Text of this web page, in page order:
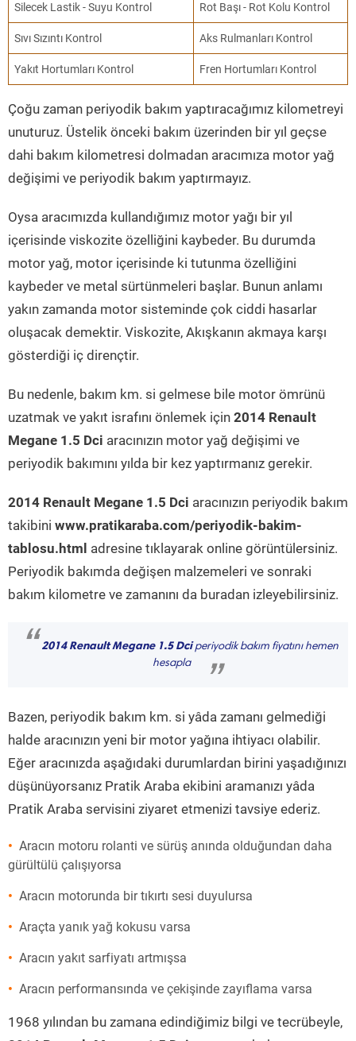
Silecek Lastik - Suyu Kontrol Rot Başı - Rot Kolu Kontrol
Sıvı Sızıntı Kontrol Aks Rulmanları Kontrol
Yakıt Hortumları Kontrol Fren Hortumları Kontrol
Çoğu zaman periyodik bakım yaptıracağımız kilometreyi
unuturuz. Üstelik önceki bakım üzerinden bir yıl geçse
dahi bakım kilometresi dolmadan aracımıza motor yağ
değişimi ve periyodik bakım yaptırmayız.
Oysa aracımızda kullandığımız motor yağı bir yıl
içerisinde viskozite özelliğini kaybeder. Bu durumda
motor yağ, motor içerisinde ki tutunma özelliğini
kaybeder ve metal sürtünmeleri başlar. Bunun anlamı
yakın zamanda motor sisteminde çok ciddi hasarlar
oluşacak demektir. Viskozite, Akışkanın akmaya karşı
gösterdiği iç dirençtir.
Bu nedenle, bakım km. si gelmese bile motor ömrünü
uzatmak ve yakıt israfını önlemek için 2014 Renault
Megane 1.5 Dci aracınızın motor yağ değişimi ve
periyodik bakımını yılda bir kez yaptırmanız gerekir.
2014 Renault Megane 1.5 Dci aracınızın periyodik bakım
takibini www.pratikaraba.com/periyodik-bakim-
tablosu.html adresine tıklayarak online görüntülersiniz.
Periyodik bakımda değişen malzemeleri ve sonraki
bakım kilometre ve zamanını da buradan izleyebilirsiniz.
“ 2014 Renault Megane 1.5 Dciperiyodik bakım fiyatını hemen
hesapla
”
Bazen, periyodik bakım km. si yâda zamanı gelmediği
halde aracınızın yeni bir motor yağına ihtiyacı olabilir.
Eğer aracınızda aşağıdaki durumlardan birini yaşadığınızı
düşünüyorsanız Pratik Araba ekibini aramanızı yâda
Pratik Araba servisini ziyaret etmenizi tavsiye ederiz.
Aracın motoru rolanti ve sürüş anında olduğundan daha
gürültülü çalışıyorsa
Aracın motorunda bir tıkırtı sesi duyulursa
Araçta yanık yağ kokusu varsa
Aracın yakıt sarfiyatı artmışsa
Aracın performansında ve çekişinde zayıflama varsa
1968 yılından bu zamana edindiğimiz bilgi ve tecrübeyle,